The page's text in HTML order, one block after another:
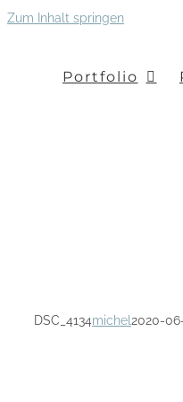
Zum Inhalt springen
Portfolio
DSC_4134michel 2020-